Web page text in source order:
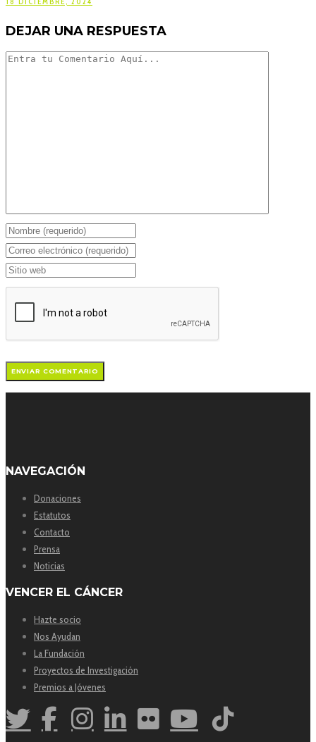
DEJAR UNA RESPUESTA
NAVEGACIÓN
Donaciones
Estatutos
Contacto
Prensa
Noticias
VENCER EL CÁNCER
Hazte socio
Nos Ayudan
La Fundación
Proyectos de Investigación
Premios a Jóvenes